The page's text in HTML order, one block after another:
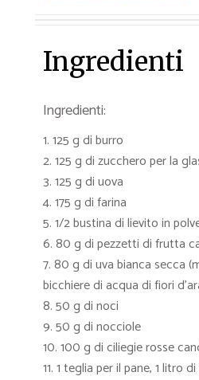
Ingredienti
Ingredienti:
125 g di burro
125 g di zucchero per la
125 g di uova
175 g di farina
1/2 bustina di lievito in
80 g di pezzetti di frutta
80 g di uva bianca secca
bicchiere di acqua di fiori
50 g di noci
50 g di nocciole
100 g di ciliegie rosse
1 teglia per il pane, 1 litro